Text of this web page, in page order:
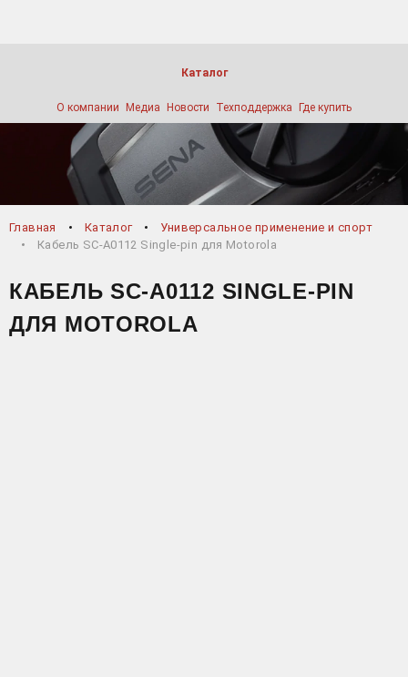
Каталог
О компании Медиа Новости Техподдержка Где купить
Главная Каталог
Универсальное применение и спорт
Кабель SC-A0112 Single-pin для Motorola
КАБЕЛЬ SC-A0112 SINGLE-PIN
ДЛЯ MOTOROLA